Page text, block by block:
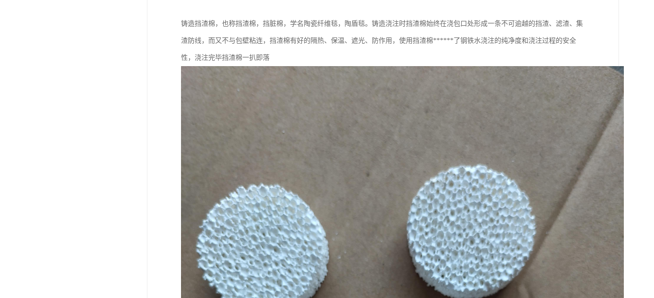
铸造挡渣棉，也称挡渣棉，挡脏棉，学名陶瓷纤维毯，陶盾毯。铸造浇注时挡渣棉始终在浇包口处形成一条不可逾越的挡渣、滤渣、集
渣防线，而又不与包壁粘连，挡渣棉有好的隔热、保温、遮光、防作用，使用挡渣棉******了钢铁水浇注的纯净度和浇注过程的安全
性，浇注完毕挡渣棉一扒即落